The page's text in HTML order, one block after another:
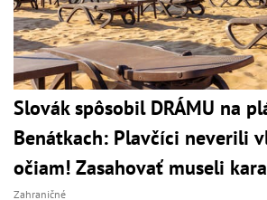
Slovák spôsobil DRÁMU na
Benátkach: Plavčíci neverili
očiam! Zasahovať museli
Zahraničné